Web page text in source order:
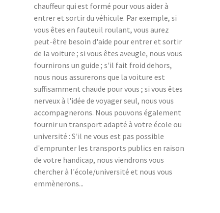
chauffeur qui est formé pour vous aider à
entrer et sortir du véhicule. Par exemple, si
vous êtes en fauteuil roulant, vous aurez
peut-être besoin d'aide pour entrer et sortir
de la voiture ; si vous êtes aveugle, nous vous
fournirons un guide ; s'il fait froid dehors,
nous nous assurerons que la voiture est
suffisamment chaude pour vous ; si vous êtes
nerveux à l'idée de voyager seul, nous vous
accompagnerons. Nous pouvons également
fournir un transport adapté à votre école ou
université : S'il ne vous est pas possible
d'emprunter les transports publics en raison
de votre handicap, nous viendrons vous
chercher à l'école/université et nous vous
emmènerons...